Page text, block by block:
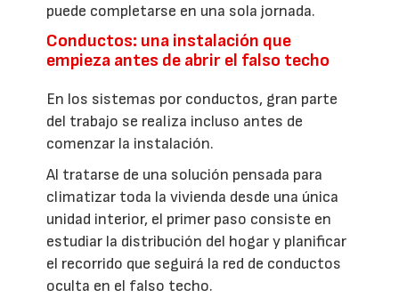
puede completarse en una sola jornada.
Conductos: una instalación que
empieza antes de abrir el falso techo
En los sistemas por conductos, gran parte
del trabajo se realiza incluso antes de
comenzar la instalación.
Al tratarse de una solución pensada para
climatizar toda la vivienda desde una única
unidad interior, el primer paso consiste en
estudiar la distribución del hogar y planificar
el recorrido que seguirá la red de conductos
oculta en el falso techo.